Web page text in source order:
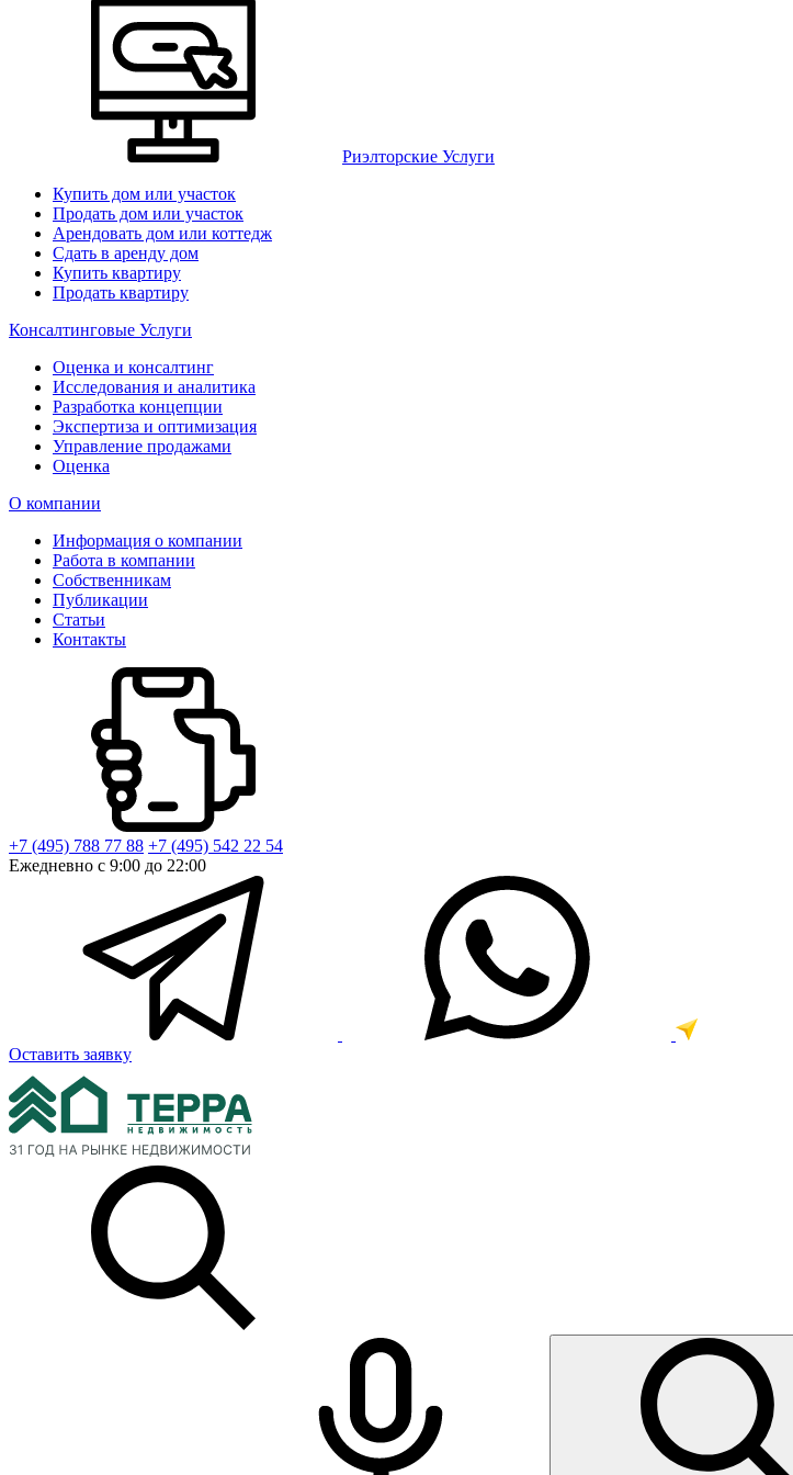
Риэлторские Услуги
Купить дом или участок
Продать дом или участок
Арендовать дом или коттедж
Сдать в аренду дом
Купить квартиру
Продать квартиру
Консалтинговые Услуги
Оценка и консалтинг
Исследования и аналитика
Разработка концепции
Экспертиза и оптимизация
Управление продажами
Оценка
О компании
Информация о компании
Работа в компании
Собственникам
Публикации
Статьи
Контакты
+7 (495) 788 77 88 +7 (495) 542 22 54
Ежедневно с 9:00 до 22:00
Оставить заявку